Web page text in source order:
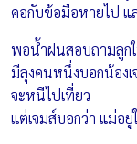
คอกับข้อมือหายไป แ
พอน้ำฝนสอบถามลูก
มีลุงคนหนึ่งบอกน้อง
จะหนีไปเที่ยว
แต่เจมส์บอกว่า แม่อ